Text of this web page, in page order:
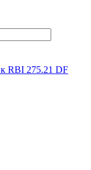
RBI 275.21 DF